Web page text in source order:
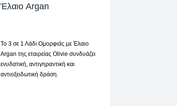
Έλαιο Argan
To 3 σε 1 Λάδι Ομορφιάς με Έλαιο
Argan της εταιρείας Olivie συνδυάζει
ενυδατική, αντιγηραντική και
αντιοξειδωτική δράση.